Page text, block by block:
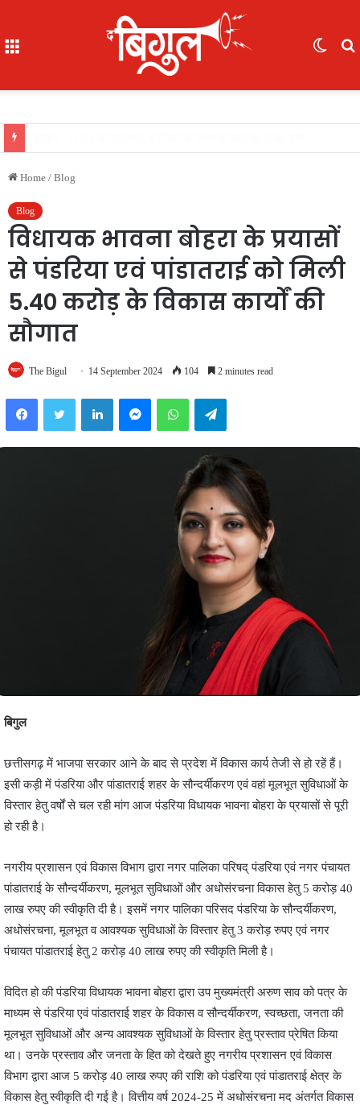
Home / Blog
Blog
विधायक भावना बोहरा के प्रयासों
से पंडरिया एवं पांडातराई को मिली
5.40 करोड़ के विकास कार्यों की
सौगात
The Bigul 14 September 2024 104 2 minutes read
FacebookTwitter LinkedInMessengerWhatsAppTelegram
बिगुल
छत्तीसगढ़ में भाजपा सरकार आने के बाद से प्रदेश में विकास कार्य तेजी से हो रहें हैं।
इसी कड़ी में पंडरिया और पांडातराई शहर के सौन्दर्यीकरण एवं वहां मूलभूत सुविधाओं के
विस्तार हेतु वर्षों से चल रही मांग आज पंडरिया विधायक भावना बोहरा के प्रयासों से पूरी
हो रही है।
नगरीय प्रशासन एवं विकास विभाग द्वारा नगर पालिका परिषद् पंडरिया एवं नगर पंचायत
पांडातराई के सौन्दर्यीकरण, मूलभूत सुविधाओं और अधोसंरचना विकास हेतु 5 करोड़ 40
लाख रुपए की स्वीकृति दी है। इसमें नगर पालिका परिसद पंडरिया के सौन्दर्यीकरण,
अधोसंरचना, मूलभूत व आवश्यक सुविधाओं के विस्तार हेतु 3 करोड़ रुपए एवं नगर
पंचायत पांडातराई हेतु 2 करोड़ 40 लाख रुपए की स्वीकृति मिली है।
विदित हो की पंडरिया विधायक भावना बोहरा द्वारा उप मुख्यमंत्री अरुण साव को पत्र के
माध्यम से पंडरिया एवं पांडातराई शहर के विकास व सौन्दर्यीकरण, स्वच्छता, जनता की
मूलभूत सुविधाओं और अन्य आवश्यक सुविधाओं के विस्तार हेतु प्रस्ताव प्रेषित किया
था। उनके प्रस्ताव और जनता के हित को देखते हुए नगरीय प्रशासन एवं विकास
विभाग द्वारा आज 5 करोड़ 40 लाख रुपए की राशि को पंडरिया एवं पांडातराई क्षेत्र के
विकास हेतु स्वीकृति दी गई है। वित्तीय वर्ष 2024-25 में अधोसंरचना मद अंतर्गत विकास